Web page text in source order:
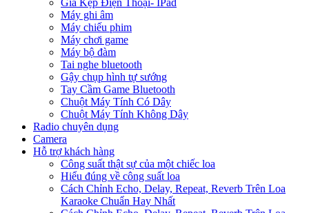
Giá Kẹp Điện Thoại- IPad
Máy ghi âm
Máy chiếu phim
Máy chơi game
Máy bộ đàm
Tai nghe bluetooth
Gậy chụp hình tự sướng
Tay Cầm Game Bluetooth
Chuột Máy Tính Có Dây
Chuột Máy Tính Không Dây
Radio chuyên dụng
Camera
Hỗ trợ khách hàng
Công suất thật sự của một chiếc loa
Hiểu đúng về công suất loa
Cách Chỉnh Echo, Delay, Repeat, Reverb Trên Loa
Karaoke Chuẩn Hay Nhất